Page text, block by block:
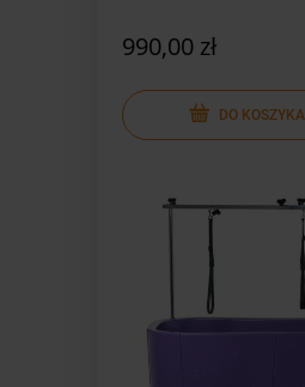
990,00 zł
DO KOSZYKA